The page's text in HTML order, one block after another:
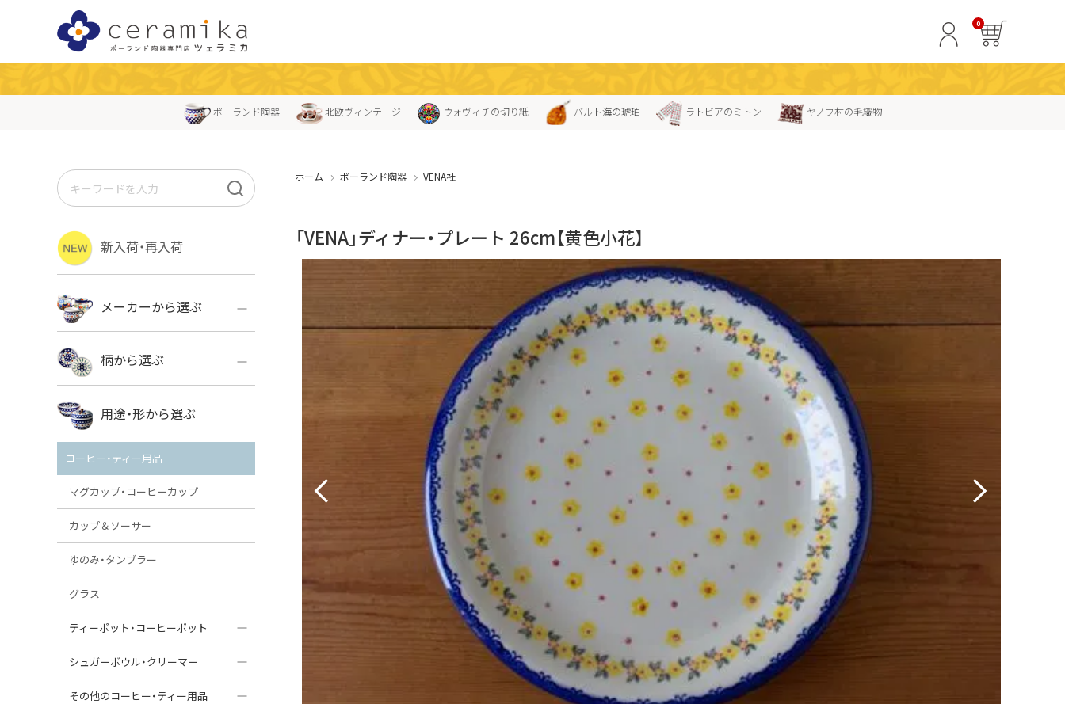
0
ポーランド陶器 北欧ヴィンテージ ウォヴィチの切り紙 バルト海の琥珀 ラトビアのミトン ヤノフ村の毛織物
ホーム ポーランド陶器 VENA社
「VENA」ディナー・プレート 26cm【黄色小花】
新入荷・再入荷
メーカーから選ぶ
ボレス
VENA
ミレナ
柄から選ぶ
ボレス
用途・形から選ぶ
コーヒー・ティー用品
マグカップ・コーヒーカップ
カップ＆ソーサー
ゆのみ・タンブラー
グラス
ティーポット・コーヒーポット
ティーポット
コーヒーポット
シュガーボウル・クリーマー
シュガーボウル
その他のコーヒー・ティー用品